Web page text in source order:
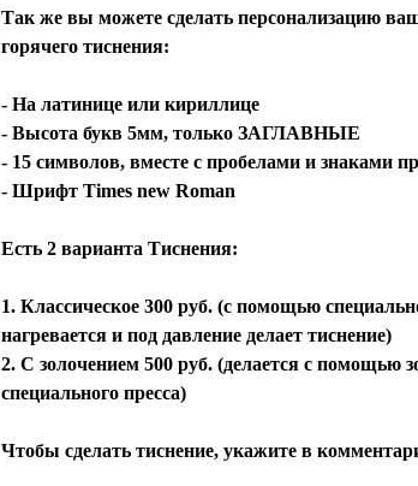
Так же вы можете сделать персонализацию
горячего тиснения:
- На латинице или кириллице
- Высота букв 5мм, только ЗАГЛАВНЫЕ
- 15 символов, вместе с пробелами и знаками
- Шрифт Times new Roman
Есть 2 варианта Тиснения:
1. Классическое 300 руб. (с помощью
нагревается и под давление делает тиснение)
2. С золочением 500 руб. (делается с помощью
специального пресса)
Чтобы сделать тиснение, укажите в